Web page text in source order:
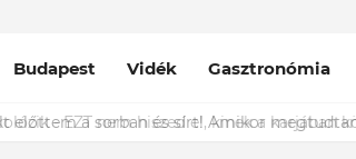
Budapest Vidék Gasztronómia
- EZT nem hiszed el, kinek a karjában